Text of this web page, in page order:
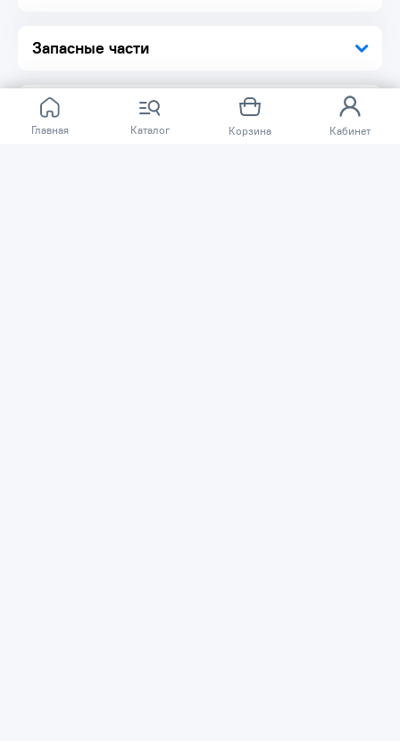
Главная Каталог Корзина Кабинет
Запасные части